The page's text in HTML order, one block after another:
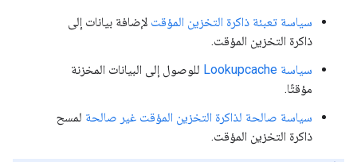
سياسة تعبئة ذاكرة التخزين المؤقت لإضافة بيانات إلى
ذاكرة التخزين المؤقت.
سياسة Lookupcache
للوصول إلى البيانات المخزنة
مؤقتًا.
سياسة صالحة لذاكرة التخزين المؤقت غير صالحة لمسح
ذاكرة التخزين المؤقت.